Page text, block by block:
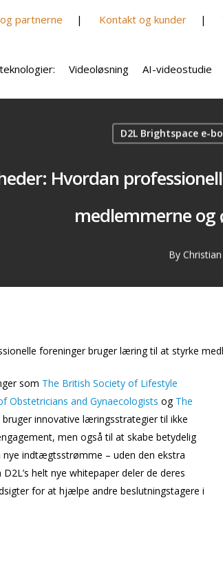
partnerne Kontakt og kunder
Videoløsning AI-videostudie
D2L Brightspace e-
Hvordan
medlemmerne
By Christian
foreninger bruger læring til at styrke
som The British Society of Lifestyle
Obstetricians and Gynaecologists og The
bruger innovative læringsstrategier til ikke
men også til at skabe betydelig
indtægtsstrømme – uden den ekstra
helt nye whitepaper deler de deres
for at hjælpe andre beslutningstagere i